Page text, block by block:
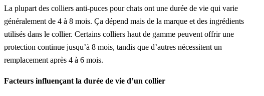
La plupart des colliers anti-puces pour chats ont une durée de vie qui varie
généralement de 4 à 8 mois. Ça dépend mais de la marque et des ingrédients
utilisés dans le collier. Certains colliers haut de gamme peuvent offrir une
protection continue jusqu’à 8 mois, tandis que d’autres nécessitent un
remplacement après 4 à 6 mois.
Facteurs influençant la durée de vie d’un collier